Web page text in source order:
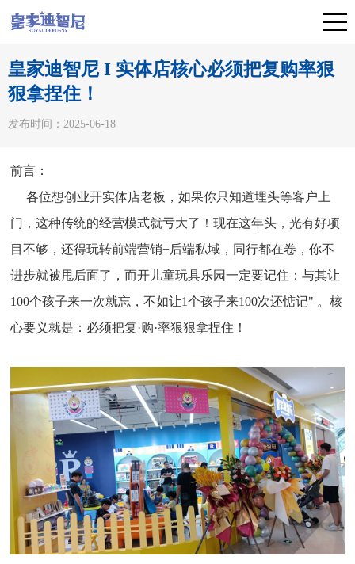
皇家迪智尼 I 实体店核心必须把复购率狠
狠拿捏住！
发布时间：2025-06-18
前言：
各位想创业开实体店老板，如果你只知道埋头等客户上
门，这种传统的经营模式就亏大了！现在这年头，光有好项
目不够，还得玩转前端营销+后端私域，同行都在卷，你不
进步就被甩后面了，而开儿童玩具乐园一定要记住：与其让
100个孩子来一次就忘，不如让1个孩子来100次还惦记" 。核
心要义就是：必须把复·购·率狠狠拿捏住！